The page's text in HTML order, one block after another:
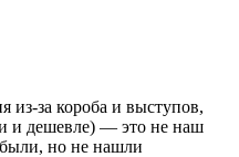
из-за короба и выступов,
и дешевле) — это не наш
но не нашли